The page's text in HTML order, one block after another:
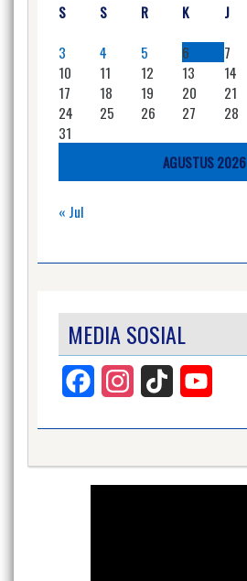
AGUSTUS 2026
S S R K J
3
4 5 6 7
10
11 12 13 14
17
18 19 20 21
24
25 26 27 28
31
« Jul
MEDIA SOSIAL
Facebook InstagramTikTok